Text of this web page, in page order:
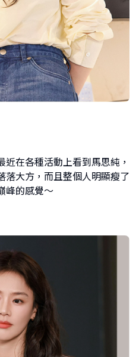
在各種活動上看到馬思純，
落大方，而且整個人明顯瘦了
峰的感覺～